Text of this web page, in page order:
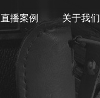
直播案例 关于我们